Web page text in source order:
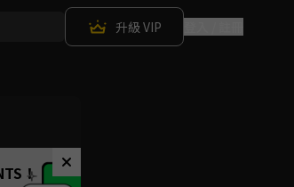
升級 VIP
！